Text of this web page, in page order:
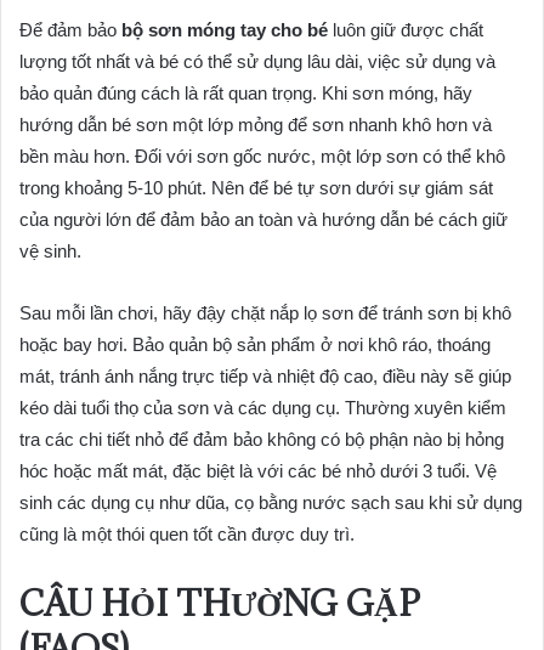
Để đảm bảo bộ sơn móng tay cho bé luôn giữ được chất
lượng tốt nhất và bé có thể sử dụng lâu dài, việc sử dụng và
bảo quản đúng cách là rất quan trọng. Khi sơn móng, hãy
hướng dẫn bé sơn một lớp mỏng để sơn nhanh khô hơn và
bền màu hơn. Đối với sơn gốc nước, một lớp sơn có thể khô
trong khoảng 5-10 phút. Nên để bé tự sơn dưới sự giám sát
của người lớn để đảm bảo an toàn và hướng dẫn bé cách giữ
vệ sinh.
Sau mỗi lần chơi, hãy đậy chặt nắp lọ sơn để tránh sơn bị khô
hoặc bay hơi. Bảo quản bộ sản phẩm ở nơi khô ráo, thoáng
mát, tránh ánh nắng trực tiếp và nhiệt độ cao, điều này sẽ giúp
kéo dài tuổi thọ của sơn và các dụng cụ. Thường xuyên kiểm
tra các chi tiết nhỏ để đảm bảo không có bộ phận nào bị hỏng
hóc hoặc mất mát, đặc biệt là với các bé nhỏ dưới 3 tuổi. Vệ
sinh các dụng cụ như dũa, cọ bằng nước sạch sau khi sử dụng
cũng là một thói quen tốt cần được duy trì.
CÂU HỎI THƯỜNG GẶP